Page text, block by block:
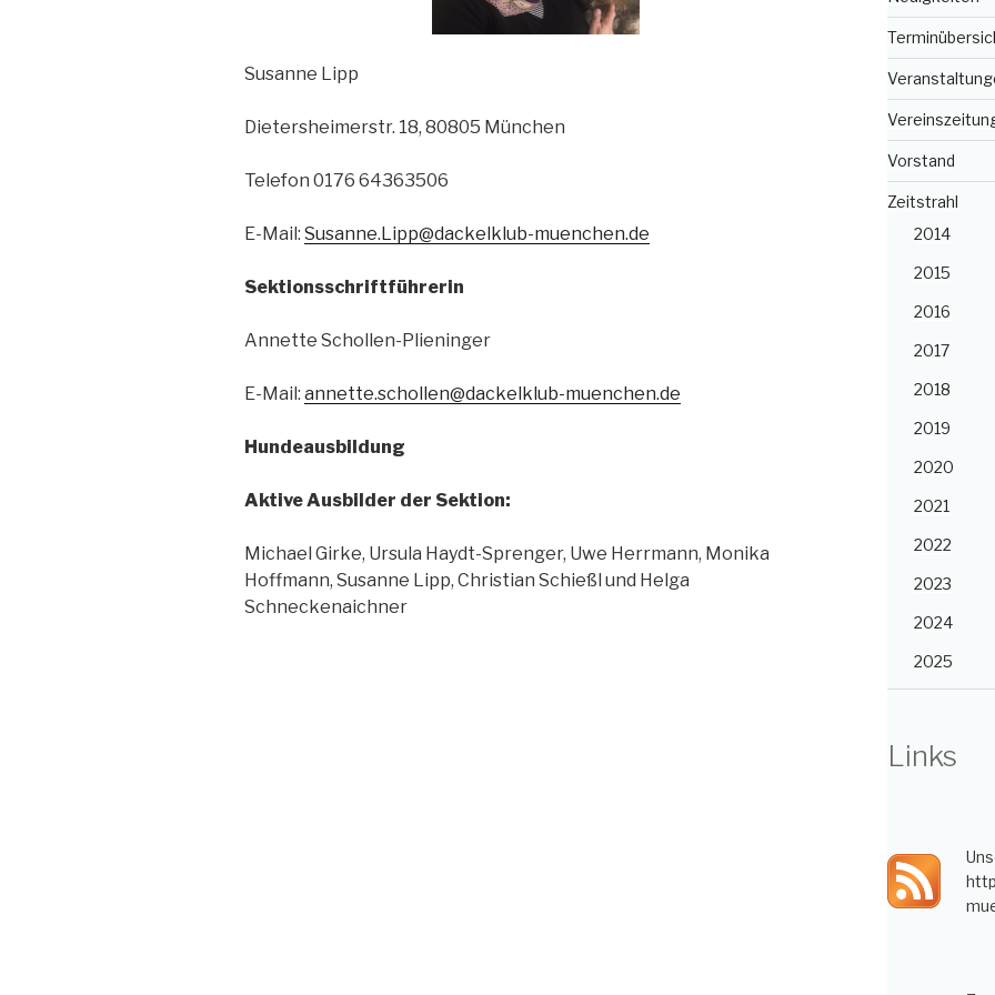
Susanne Lipp
Dietersheimerstr. 18, 80805 München
Telefon 0176 64363506
E-Mail: Susanne.Lipp@dackelklub-muenchen.de
Sektionsschriftführerin
Annette Schollen-Plieninger
E-Mail: annette.schollen@dackelklub-muenchen.de
Hundeausbildung
Aktive Ausbilder der Sektion:
Michael Girke, Ursula Haydt-Sprenger, Uwe Herrmann, Monika
Hoffmann, Susanne Lipp, Christian Schießl und Helga
Schneckenaichner
Vorstand
Zeitstrahl
2014
2015
2016
2017
2018
2019
2020
2021
2022
2023
2024
2025
Links